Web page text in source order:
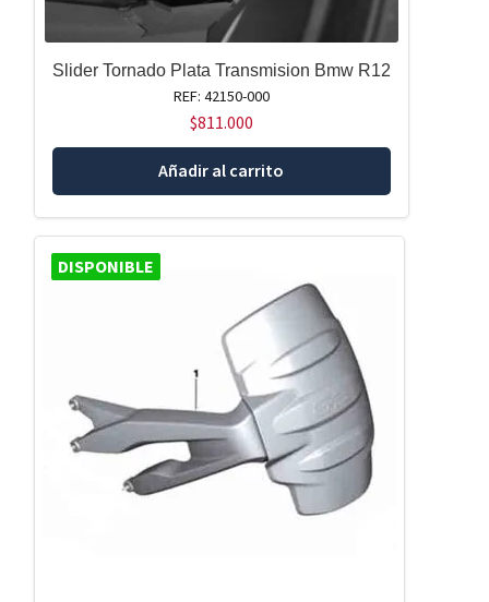
Slider Tornado Plata Transmision Bmw R12
REF: 42150-000
$811.000
Añadir al carrito
DISPONIBLE